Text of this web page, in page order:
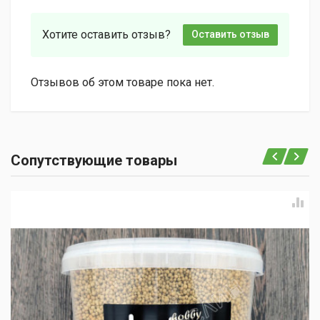
Хотите оставить отзыв? Оставить отзыв
Отзывов об этом товаре пока нет.
Сопутствующие товары